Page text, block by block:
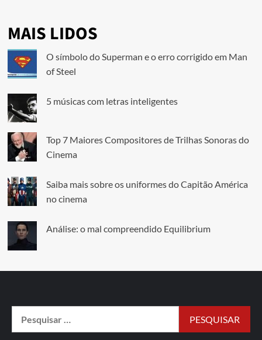
MAIS LIDOS
O símbolo do Superman e o erro corrigido em Man
of Steel
5 músicas com letras inteligentes
Top 7 Maiores Compositores de Trilhas Sonoras do
Cinema
Saiba mais sobre os uniformes do Capitão América
no cinema
Análise: o mal compreendido Equilibrium